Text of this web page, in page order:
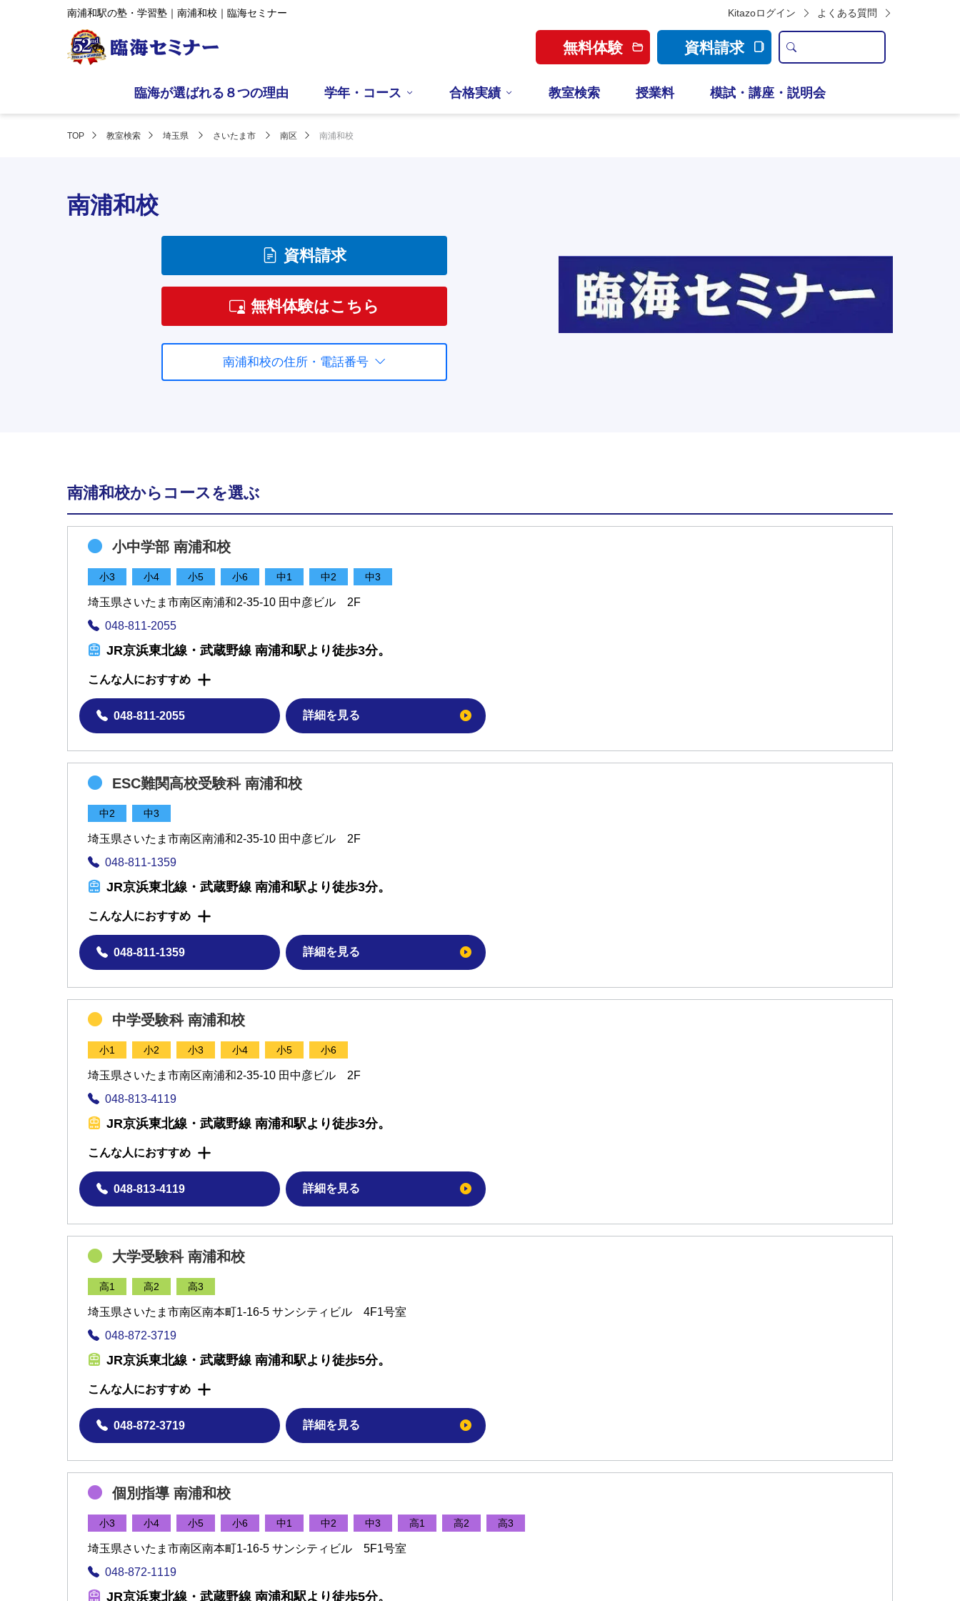
南浦和駅の塾・学習塾｜南浦和校｜臨海セミナー Kitazoログイン よくある質問
無料体験 資料請求
臨海が選ばれる８つの理由 学年・コース 合格実績 教室検索 授業料 模試・講座・説明会
TOP 教室検索 埼玉県 さいたま市 南区 南浦和校
南浦和校
資料請求
無料体験はこちら
南浦和校の住所・電話番号
南浦和校からコースを選ぶ
小中学部 南浦和校
小3 小4 小5 小6 中1 中2 中3
埼玉県さいたま市南区南浦和2-35-10 田中彦ビル 2F
048-811-2055
JR京浜東北線・武蔵野線 南浦和駅より徒歩3分。
こんな人におすすめ
048-811-2055 詳細を見る
ESC難関高校受験科 南浦和校
中2 中3
埼玉県さいたま市南区南浦和2-35-10 田中彦ビル 2F
048-811-1359
JR京浜東北線・武蔵野線 南浦和駅より徒歩3分。
こんな人におすすめ
048-811-1359 詳細を見る
中学受験科 南浦和校
小1 小2 小3 小4 小5 小6
埼玉県さいたま市南区南浦和2-35-10 田中彦ビル 2F
048-813-4119
JR京浜東北線・武蔵野線 南浦和駅より徒歩3分。
こんな人におすすめ
048-813-4119 詳細を見る
大学受験科 南浦和校
高1 高2 高3
埼玉県さいたま市南区南本町1-16-5 サンシティビル 4F1号室
048-872-3719
JR京浜東北線・武蔵野線 南浦和駅より徒歩5分。
こんな人におすすめ
048-872-3719 詳細を見る
個別指導 南浦和校
小3 小4 小5 小6 中1 中2 中3 高1 高2 高3
埼玉県さいたま市南区南本町1-16-5 サンシティビル 5F1号室
048-872-1119
JR京浜東北線・武蔵野線 南浦和駅より徒歩5分。